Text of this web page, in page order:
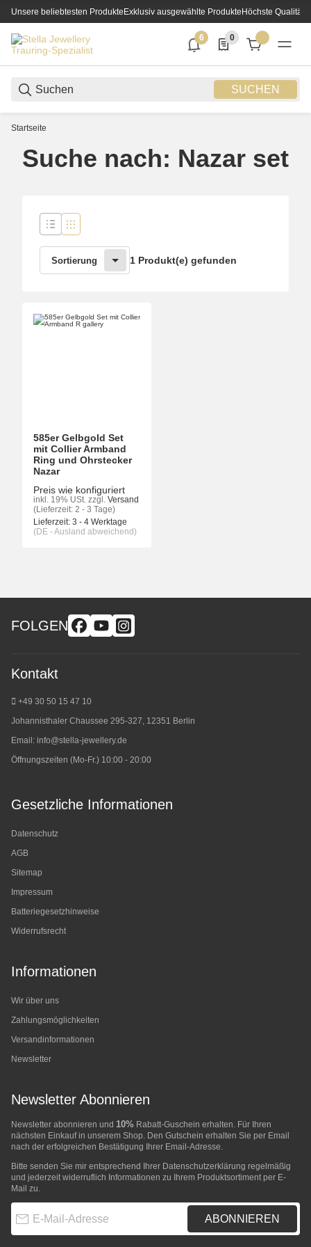
Unsere beliebtesten ProdukteExklusiv ausgewählte ProdukteHöchste Qualität
SUCHEN
6
6 neue Notifizierungen
0
0 Produkte in der
Startseite
Suche nach: Nazar set
Sortierung 1 Produkt(e) gefunden
585er Gelbgold Set
mit Collier Armband
Ring und Ohrstecker
Nazar
Preis wie konfiguriert
inkl. 19% USt. zzgl. Versand
(Lieferzeit: 2 - 3 Tage)
Lieferzeit: 3 - 4 Werktage
(DE - Ausland abweichend)
FOLGEN
Kontakt
+49 30 50 15 47 10
Johannisthaler Chaussee 295-327, 12351 Berlin
Email: info@stella-jewellery.de
Öffnungszeiten (Mo-Fr.) 10:00 - 20:00
Gesetzliche Informationen
Datenschutz
AGB
Sitemap
Impressum
Batteriegesetzhinweise
Widerrufsrecht
Informationen
Wir über uns
Zahlungsmöglichkeiten
Versandinformationen
Newsletter
Newsletter Abonnieren
Newsletter abonnieren und 10% Rabatt-Guschein erhalten. Für Ihren
nächsten Einkauf in unserem Shop. Den Gutschein erhalten Sie per Email
nach der erfolgreichen Bestätigung Ihrer Email-Adresse.
Bitte senden Sie mir entsprechend Ihrer Datenschutzerklärung regelmäßig
und jederzeit widerruflich Informationen zu Ihrem Produktsortiment per E-
Mail zu.
ABONNIEREN